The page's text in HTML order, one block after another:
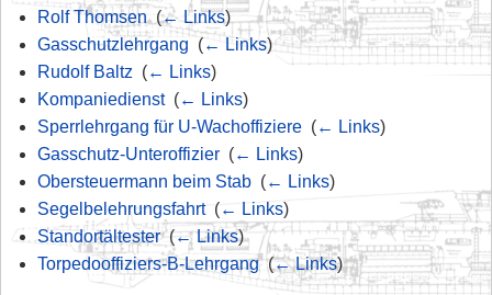
Rolf Thomsen‎ (← Links)
Gasschutzlehrgang (← Links)
Rudolf Baltz (← Links)
Kompaniedienst‎ (← Links)
Sperrlehrgang für U-Wachoffiziere‎ (← Links)
Gasschutz-Unteroffizier‎ (← Links)
Obersteuermann beim Stab‎ (← Links)
Segelbelehrungsfahrt‎ (← Links)
Standortältester‎(← Links)
Torpedooffiziers-B-Lehrgang‎(← Links)